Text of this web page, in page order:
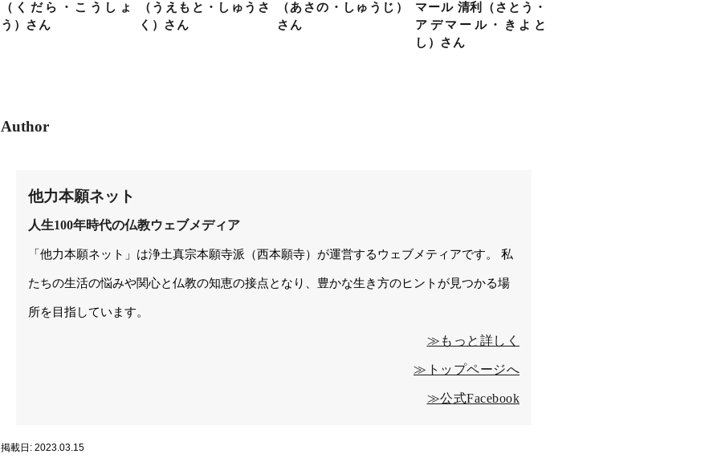
（くだら・こうしょ
う）さん
（うえもと・しゅうさ
く）さん
（あさの・しゅうじ）
さん
マール 清利（さとう・
アデマール・きよと
し）さん
Author
他力本願ネット
人生100年時代の仏教ウェブメディア
「他力本願ネット」は浄土真宗本願寺派（西本願寺）が運営するウェブメティアです。 私
たちの生活の悩みや関心と仏教の知恵の接点となり、豊かな生き方のヒントが見つかる場
所を目指しています。
≫もっと詳しく
≫トップページへ
≫公式Facebook
掲載日: 2023.03.15